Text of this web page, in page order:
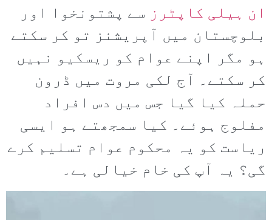
ان ہیلی کاپٹرز سے پشتونخوا اور
بلوچستان میں آپریشنز تو کر سکتے
ہو مگر اپنے عوام کو ریسکیو نہیں
کر سکتے۔ آج لکی مروت میں ڈرون
حملہ کیا گیا جس میں دس افراد
مفلوج ہوئے۔ کیا سمجھتے ہو ایسی
ریاست کو یہ محکوم عوام تسلیم کرے
گی؟ یہ آپ کی خام خیالی ہے۔